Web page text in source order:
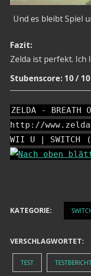
Und es bleibt Spiel
Fazit:
Zelda ist perfekt. Ich
Stubenscore: 10 / 10
ZELDA - BREATH
http://
WII U | SWITCH
KATEGORIE:
VERSCHLAGWORTET:
TEST